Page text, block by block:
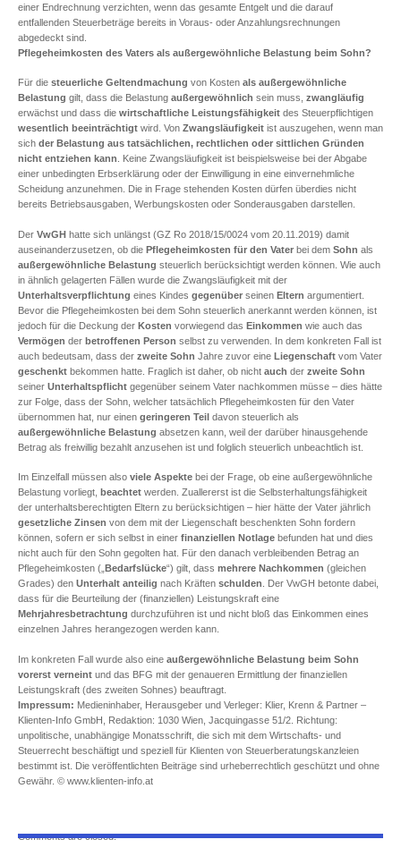
einer Endrechnung verzichten, wenn das gesamte Entgelt und die darauf
entfallenden Steuerbeträge bereits in Voraus- oder Anzahlungsrechnungen
abgedeckt sind.
Pflegeheimkosten des Vaters als außergewöhnliche Belastung beim Sohn?
Für die steuerliche Geltendmachung von Kosten als außergewöhnliche
Belastung gilt, dass die Belastung außergewöhnlich sein muss, zwangläufig
erwächst und dass die wirtschaftliche Leistungsfähigkeit des Steuerpflichtigen
wesentlich beeinträchtigt wird. Von Zwangsläufigkeit ist auszugehen, wenn man
sich der Belastung aus tatsächlichen, rechtlichen oder sittlichen Gründen
nicht entziehen kann . Keine Zwangsläufigkeit ist beispielsweise bei der Abgabe
einer unbedingten Erbserklärung oder der Einwilligung in eine einvernehmliche
Scheidung anzunehmen. Die in Frage stehenden Kosten dürfen überdies nicht
bereits Betriebsausgaben, Werbungskosten oder Sonderausgaben darstellen.
Der VwGH hatte sich unlängst (GZ Ro 2018/15/0024 vom 20.11.2019) damit
auseinanderzusetzen, ob die Pflegeheimkosten für den Vater bei dem Sohn als
außergewöhnliche Belastung steuerlich berücksichtigt werden können. Wie auch
in ähnlich gelagerten Fällen wurde die Zwangsläufigkeit mit der
Unterhaltsverpflichtung eines Kindes gegenüber seinen Eltern argumentiert.
Bevor die Pflegeheimkosten bei dem Sohn steuerlich anerkannt werden können, ist
jedoch für die Deckung der Kosten vorwiegend das Einkommen wie auch das
Vermögen der betroffenen Person selbst zu verwenden. In dem konkreten Fall ist
auch bedeutsam, dass der zweite Sohn Jahre zuvor eine Liegenschaft vom Vater
geschenkt bekommen hatte. Fraglich ist daher, ob nicht auch der zweite Sohn
seiner Unterhaltspflicht gegenüber seinem Vater nachkommen müsse – dies hätte
zur Folge, dass der Sohn, welcher tatsächlich Pflegeheimkosten für den Vater
übernommen hat, nur einen geringeren Teil davon steuerlich als
außergewöhnliche Belastung absetzen kann, weil der darüber hinausgehende
Betrag als freiwillig bezahlt anzusehen ist und folglich steuerlich unbeachtlich ist.
Im Einzelfall müssen also viele Aspekte bei der Frage, ob eine außergewöhnliche
Belastung vorliegt,
beachtet werden. Zuallererst ist die Selbsterhaltungsfähigkeit
der unterhaltsberechtigten Eltern zu berücksichtigen – hier hätte der Vater jährlich
gesetzliche Zinsen von dem mit der Liegenschaft beschenkten Sohn fordern
können, sofern er sich selbst in einer finanziellen Notlage befunden hat und dies
nicht auch für den Sohn gegolten hat. Für den danach verbleibenden Betrag an
Pflegeheimkosten („ Bedarfslücke“) gilt, dass mehrere Nachkommen (gleichen
Grades) den Unterhalt anteilig nach Kräften schulden . Der VwGH betonte dabei,
dass für die Beurteilung der (finanziellen) Leistungskraft eine
Mehrjahresbetrachtung durchzuführen ist und nicht bloß das Einkommen eines
einzelnen Jahres herangezogen werden kann.
Im konkreten Fall wurde also eine außergewöhnliche Belastung beim Sohn
vorerst verneint und das BFG mit der genaueren Ermittlung der finanziellen
Leistungskraft (des zweiten Sohnes) beauftragt.
Impressum: Medieninhaber, Herausgeber und Verleger: Klier, Krenn & Partner –
Klienten-Info GmbH, Redaktion: 1030 Wien, Jacquingasse 51/2. Richtung:
unpolitische, unabhängige Monatsschrift, die sich mit dem Wirtschafts- und
Steuerrecht beschäftigt und speziell für Klienten von Steuerberatungskanzleien
bestimmt ist. Die veröffentlichten Beiträge sind urheberrechtlich geschützt und ohne
Gewähr. © www.klienten-info.at
Comments are closed.